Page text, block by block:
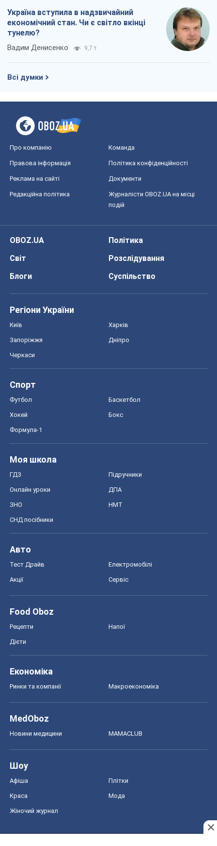
Україна вступила в надзвичайний
економічний стан. Чи є світло вкінці
тунелю?
Вадим Денисенко 9,7 т.
Всі думки
Про компанію Команда
Правова інформація Політика конфіденційності
Реклама на сайті Документи
Редакційна політика
Журналісти OBOZ.UA на місці
подій
OBOZ.UA
Політика
Світ
Розслідування
Блоги
Суспільство
Регіони України
Київ Харків
Запоріжжя Дніпро
Черкаси
Спорт
Футбол Баскетбол
Хокей Бокс
Формула-1
Моя школа
ГДЗ Підручники
Онлайн уроки ДПА
ЗНО НМТ
СНД посібники
Авто
Тест Драйв Електромобілі
Акції Сервіс
Food Oboz
Рецепти Напої
Дієти
Економіка
Ринки та компанії Макроекономіка
MedOboz
Новини медицини MAMACLUB
Шоу
Афіша Плітки
Краса Мода
Жіночий журнал